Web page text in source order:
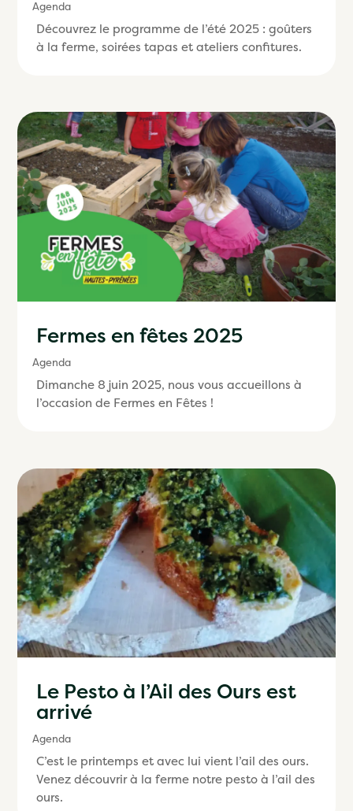
Agenda
Découvrez le programme de l’été 2025 : goûters
à la ferme, soirées tapas et ateliers confitures.
Fermes en fêtes 2025
Agenda
Dimanche 8 juin 2025, nous vous accueillons à
l’occasion de Fermes en Fêtes !
Le Pesto à l’Ail des Ours est
arrivé
Agenda
C’est le printemps et avec lui vient l’ail des ours.
Venez découvrir à la ferme notre pesto à l’ail des
ours.